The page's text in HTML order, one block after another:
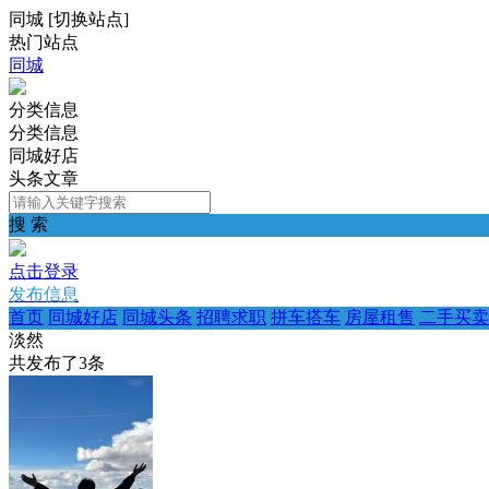
同城 [切换站点]
热门站点
同城
分类信息
分类信息
同城好店
头条文章
搜 索
点击登录
发布信息
首页 同城好店 同城头条 招聘求职 拼车搭车 房屋租售 二手买卖
淡然
共发布了3条